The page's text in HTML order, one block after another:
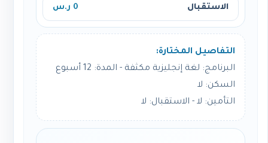
الاستقبال 0 ر.س
التفاصيل المختارة:
البرنامج: لغة إنجليزية مكثفة - المدة: 12 أسبوع
السكن: لا
التأمين: لا - الاستقبال: لا